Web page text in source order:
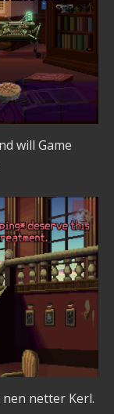
will Game
nen netter Kerl.